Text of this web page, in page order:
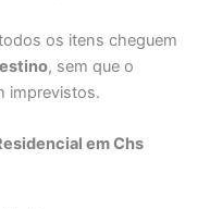
os itens cheguem
, sem que o
imprevistos.
em Chs